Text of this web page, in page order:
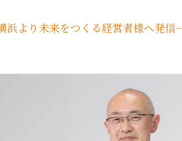
より未来をつくる経営者様へ発信−